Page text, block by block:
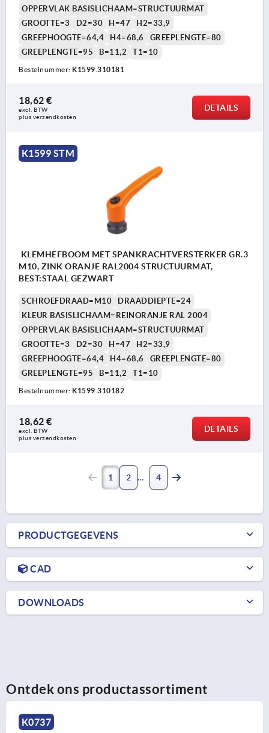
OPPERVLAK BASISLICHAAM=STRUCTUURMAT
GROOTTE=3
D2=30 H=47
H2=33,9
GREEPHOOGTE=64,4
H4=68,6
GREEPLENGTE=80
GREEPLENGTE=95
B=11,2 T1=10
Bestelnummer: K1599.310181
18,62 €
excl. BTW
plus verzendkosten
DETAILS
K1599 STM
KLEMHEFBOOM MET SPANKRACHTVERSTERKER GR.3
M10, ZINK ORANJE RAL2004 STRUCTUURMAT,
BEST:STAAL GEZWART
SCHROEFDRAAD=M10
DRAADDIEPTE=24
KLEUR BASISLICHAAM=REINORANJE RAL 2004
OPPERVLAK BASISLICHAAM=STRUCTUURMAT
GROOTTE=3
D2=30 H=47
H2=33,9
GREEPHOOGTE=64,4
H4=68,6
GREEPLENGTE=80
GREEPLENGTE=95
B=11,2 T1=10
Bestelnummer: K1599.310182
18,62 €
excl. BTW
plus verzendkosten
DETAILS
1 2 4
PRODUCTGEGEVENS
CAD
DOWNLOADS
Ontdek ons productassortiment